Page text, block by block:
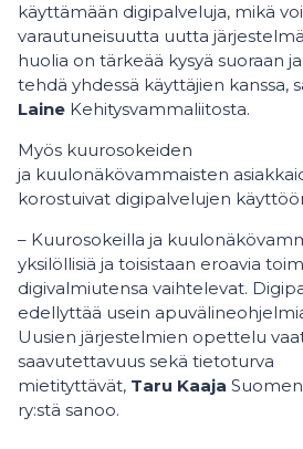
käyttämään digipalveluja, mikä
varautuneisuutta uutta
huolia on tärkeää kysyä suoraan
tehdä yhdessä käyttäjien kanssa,
Laine Kehitysvammaliitosta.
Myös kuurosokeiden
ja kuulonäkövammaisten
korostuivat digipalvelujen
– Kuurosokeilla ja
yksilöllisiä ja toisistaan eroavia
digivalmiutensa vaihtelevat.
edellyttää usein
Uusien järjestelmien opettelu
saavutettavuus sekä tietoturva
mietityttävät, Taru Kaaja
ry:stä sanoo.